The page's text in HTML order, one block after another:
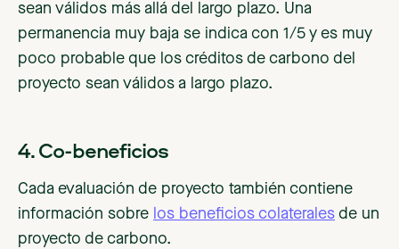
sean válidos más allá del largo plazo. Una
permanencia muy baja se indica con 1/5 y es muy
poco probable que los créditos de carbono del
proyecto sean válidos a largo plazo.
4. Co-beneficios
Cada evaluación de proyecto también contiene
información sobre los beneficios colaterales de un
proyecto de carbono.